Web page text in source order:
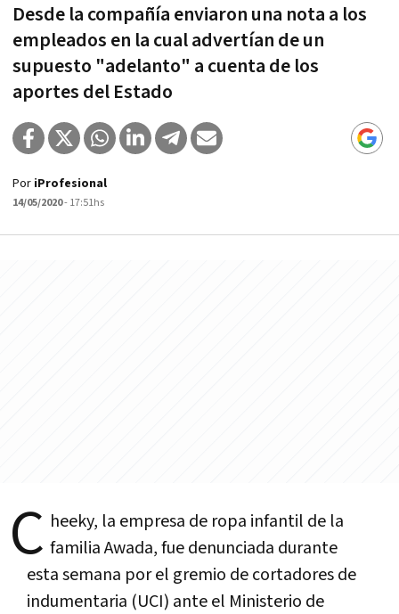
Desde la compañía enviaron una nota a los
empleados en la cual advertían de un
supuesto "adelanto" a cuenta de los
aportes del Estado
Por iProfesional
14/05/2020- 17:51hs
C heeky, la empresa de ropa infantil de la
familia Awada, fue denunciada durante
esta semana por el gremio de cortadores de
indumentaria (UCI) ante el Ministerio de